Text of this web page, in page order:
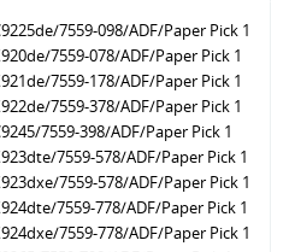
7559-098/ADF/Paper Pick 1
7559-078/ADF/Paper Pick 1
7559-178/ADF/Paper Pick 1
7559-378/ADF/Paper Pick 1
7559-398/ADF/Paper Pick 1
7559-578/ADF/Paper Pick 1
7559-578/ADF/Paper Pick 1
7559-778/ADF/Paper Pick 1
7559-778/ADF/Paper Pick 1